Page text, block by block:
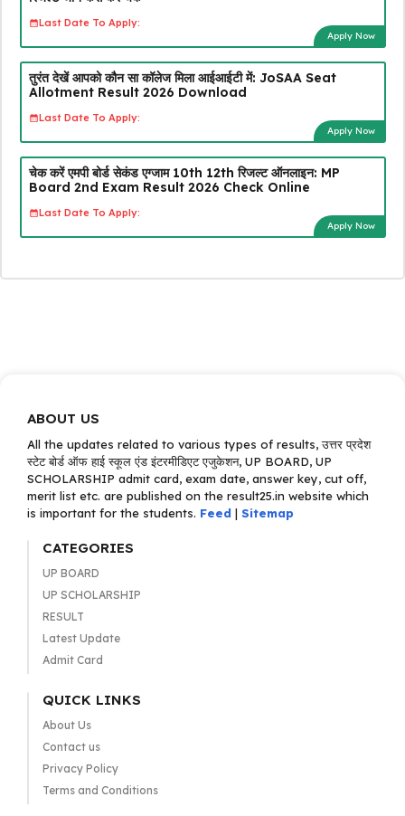
Last Date To Apply:
Apply Now
तुरंत देखें आपको कौन सा कॉलेज मिला आईआईटी में: JoSAA Seat
Allotment Result 2026 Download
Last Date To Apply:
Apply Now
चेक करें एमपी बोर्ड सेकंड एग्जाम 10th 12th रिजल्ट ऑनलाइन: MP
Board 2nd Exam Result 2026 Check Online
Last Date To Apply:
Apply Now
ABOUT US
All the updates related to various types of results, उत्तर प्रदेश
स्टेट बोर्ड ऑफ हाई स्कूल एंड इंटरमीडिएट एजुकेशन, UP BOARD, UP
SCHOLARSHIP admit card, exam date, answer key, cut off,
merit list etc. are published on the result25.in website which
is important for the students. Feed | Sitemap
CATEGORIES
UP BOARD
UP SCHOLARSHIP
RESULT
Latest Update
Admit Card
QUICK LINKS
About Us
Contact us
Privacy Policy
Terms and Conditions